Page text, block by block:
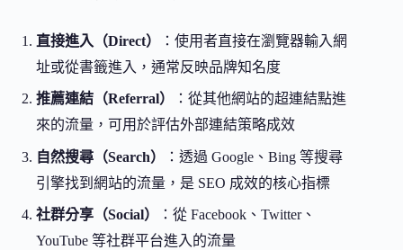
直接進入（Direct）
：使用者直接在瀏覽器輸入網
址或從書籤進入，通常反映品牌知名度
推薦連結（Referral）
：從其他網站的超連結點進
來的流量，可用於評估外部連結策略成效
自然搜尋（Search）
：透過 Google、Bing 等搜尋
引擎找到網站的流量，是 SEO 成效的核心指標
社群分享（Social）
：從 Facebook、Twitter、
YouTube 等社群平台進入的流量